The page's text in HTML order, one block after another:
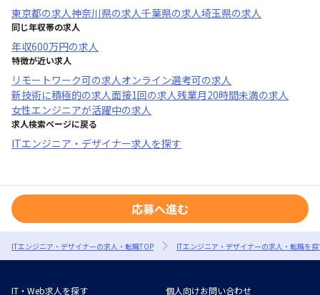
東京都の求人神奈川県の求人千葉県の求人埼玉県の求人
同じ年収帯の求人
年収600万円の求人
特徴が近い求人
リモートワーク可の求人オンライン選考可の求人
新技術に積極的の求人面接1回の求人残業月20時間未満の求人
女性エンジニアが活躍中の求人
求人検索ページに戻る
ITエンジニア・デザイナー求人を探す
応募へ進む
ITエンジニア・デザイナーの求人・転職TOP ITエンジニア・デザイナーの求人・転職を
IT・Web求人を探す 個人向けお問い合わせ